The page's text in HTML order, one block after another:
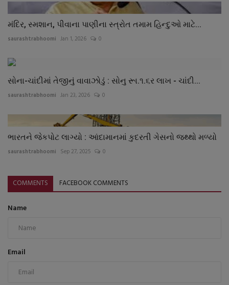
મંદિર, સ્મશાન, પીવાના પાણીના સ્ત્રોત તમામ હિન્દુઓ માટે...
saurashtrabhoomi Jan 1, 2026 0
સોના-ચાંદીમાં તેજીનું વાવાઝોડું : સોનુ રૂા.૧.૬ર લાખ - ચાંદી...
saurashtrabhoomi Jan 23, 2026 0
ભારતને જેકપોટ લાગ્યો : આંદામાનમાં કુદરતી ગેસનો જથ્થો મળ્યો
saurashtrabhoomi Sep 27, 2025 0
COMMENTS FACEBOOK COMMENTS
Name
Email